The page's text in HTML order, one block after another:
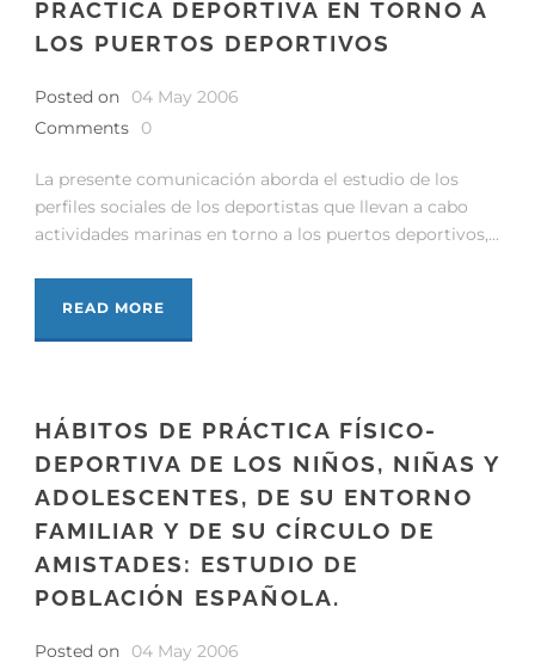
PRÁCTICA DEPORTIVA EN TORNO A
LOS PUERTOS DEPORTIVOS
Posted on
04 May 2006
Comments
0
La presente comunicación aborda el estudio de los
perfiles sociales de los deportistas que llevan a cabo
actividades marinas en torno a los puertos deportivos,...
READ MORE
HÁBITOS DE PRÁCTICA FÍSICO-
DEPORTIVA DE LOS NIÑOS, NIÑAS Y
ADOLESCENTES, DE SU ENTORNO
FAMILIAR Y DE SU CÍRCULO DE
AMISTADES: ESTUDIO DE
POBLACIÓN ESPAÑOLA.
Posted on
04 May 2006